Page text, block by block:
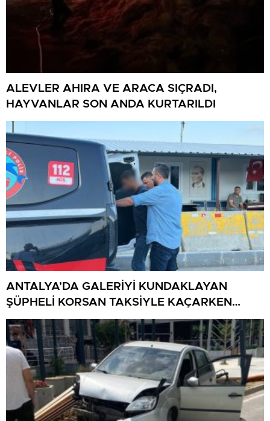
ALEVLER AHIRA VE ARACA SIÇRADI,
HAYVANLAR SON ANDA KURTARILDI
ANTALYA’DA GALERİYİ KUNDAKLAYAN
ŞÜPHELİ KORSAN TAKSİYLE KAÇARKEN
KÜTAHYA’DA YAKALANDI